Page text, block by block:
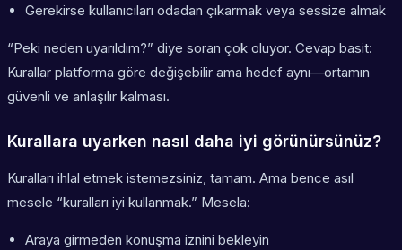
Gerekirse kullanıcıları odadan çıkarmak veya sessize almak
“Peki neden uyarıldım?” diye soran çok oluyor. Cevap basit:
Kurallar platforma göre değişebilir ama hedef aynı—ortamın
güvenli ve anlaşılır kalması.
Kurallara uyarken nasıl daha iyi görünürsünüz?
Kuralları ihlal etmek istemezsiniz, tamam. Ama bence asıl
mesele “kuralları iyi kullanmak.” Mesela:
Araya girmeden konuşma iznini bekleyin